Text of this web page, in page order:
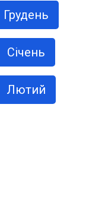
Грудень
Січень
Лютий